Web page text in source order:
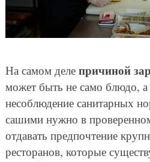
На самом деле причиной
может быть не само блюдо, а
несоблюдение санитарных
сашими нужно в
отдавать предпочтение
ресторанов, которые